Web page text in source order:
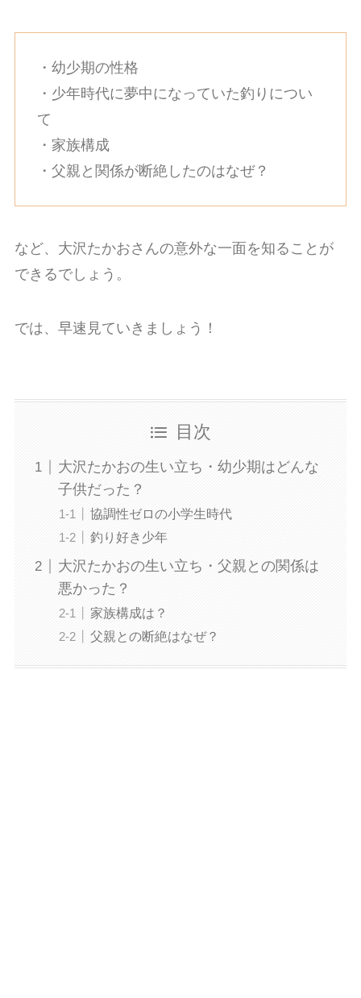
・幼少期の性格
・少年時代に夢中になっていた釣りについ
て
・家族構成
・父親と関係が断絶したのはなぜ？
など、大沢たかおさんの意外な一面を知ることが
できるでしょう。
では、早速見ていきましょう！
目次
大沢たかおの生い立ち・幼少期はどんな
子供だった？
協調性ゼロの小学生時代
釣り好き少年
大沢たかおの生い立ち・父親との関係は
悪かった？
家族構成は？
父親との断絶はなぜ？